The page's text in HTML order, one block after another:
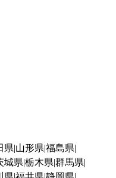
県 山形県 福島県
城県 栃木県 群馬県